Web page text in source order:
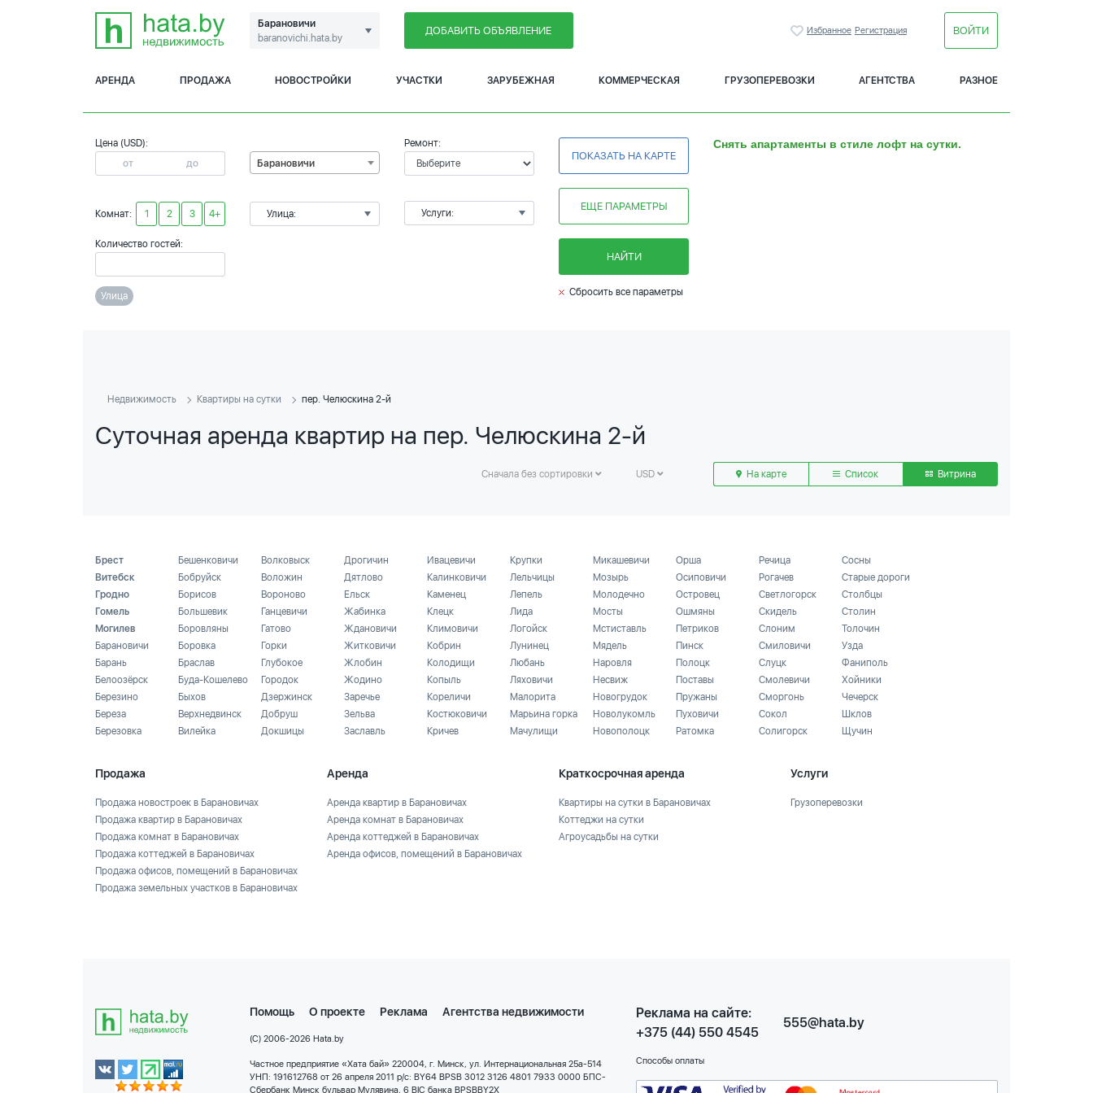
Барановичи
baranovichi.hata.by
ДОБАВИТЬ ОБЪЯВЛЕНИЕ Избранное Регистрация ВОЙТИ
АРЕНДА ПРОДАЖА НОВОСТРОЙКИ УЧАСТКИ ЗАРУБЕЖНАЯ КОММЕРЧЕСКАЯ ГРУЗОПЕРЕВОЗКИ АГЕНТСТВА РАЗНОЕ
Цена (USD):
Комнат: 1 2 3 4+
Количество гостей:
Барановичи
Улица:
Ремонт:
Услуги:
ПОКАЗАТЬ НА КАРТЕ
ЕЩЕ ПАРАМЕТРЫ
НАЙТИ
Снять апартаменты в стиле лофт на сутки.
Улица Сбросить все параметры
Недвижимость Квартиры на сутки пер. Челюскина 2-й
Суточная аренда квартир на пер. Челюскина 2-й
Сначала без сортировки USD На карте Список Витрина
Брест
Витебск
Гродно
Гомель
Могилев
Барановичи
Барань
Белоозёрск
Березино
Береза
Березовка
Бешенковичи
Бобруйск
Борисов
Большевик
Боровляны
Боровка
Браслав
Буда-Кошелево
Быхов
Верхнедвинск
Вилейка
Волковыск
Воложин
Вороново
Ганцевичи
Гатово
Горки
Глубокое
Городок
Дзержинск
Добруш
Докшицы
Дрогичин
Дятлово
Ельск
Жабинка
Ждановичи
Житковичи
Жлобин
Жодино
Заречье
Зельва
Заславль
Ивацевичи
Калинковичи
Каменец
Клецк
Климовичи
Кобрин
Колодищи
Копыль
Кореличи
Костюковичи
Кричев
Крупки
Лельчицы
Лепель
Лида
Логойск
Лунинец
Любань
Ляховичи
Малорита
Марьина горка
Мачулищи
Микашевичи
Мозырь
Молодечно
Мосты
Мстиставль
Мядель
Наровля
Несвиж
Новогрудок
Новолукомль
Новополоцк
Орша
Осиповичи
Островец
Ошмяны
Петриков
Пинск
Полоцк
Поставы
Пружаны
Пуховичи
Ратомка
Речица
Рогачев
Светлогорск
Скидель
Слоним
Смиловичи
Слуцк
Смолевичи
Сморгонь
Сокол
Солигорск
Сосны
Старые дороги
Столбцы
Столин
Толочин
Узда
Фаниполь
Хойники
Чечерск
Шклов
Щучин
Продажа
Продажа новостроек в Барановичах
Продажа квартир в Барановичах
Продажа комнат в Барановичах
Продажа коттеджей в Барановичах
Продажа офисов, помещений в Барановичах
Продажа земельных участков в Барановичах
Аренда
Аренда квартир в Барановичах
Аренда комнат в Барановичах
Аренда коттеджей в Барановичах
Аренда офисов, помещений в Барановичах
Краткосрочная аренда
Квартиры на сутки в Барановичах
Коттеджи на сутки
Агроусадьбы на сутки
Услуги
Грузоперевозки
Помощь О проекте Реклама Агентства недвижимости
(C) 2006-2026 Hata.by
Частное предприятие «Хата бай» 220004, г. Минск, ул. Интернациональная 25а-514
УНП: 191612768 от 26 апреля 2011 р/с: BY64 BPSB 3012 3126 4801 7933 0000 БПС-
Сбербанк Минск бульвар Мулявина, 6 BIC банка BPSBBY2X
Реклама на сайте:
+375 (44) 550 4545
555@hata.by
Способы оплаты